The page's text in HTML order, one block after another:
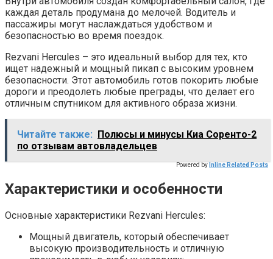
каждая деталь продумана до мелочей. Водитель и
пассажиры могут наслаждаться удобством и
безопасностью во время поездок.
Rezvani Hercules – это идеальный выбор для тех, кто
ищет надежный и мощный пикап с высоким уровнем
безопасности. Этот автомобиль готов покорить любые
дороги и преодолеть любые преграды, что делает его
отличным спутником для активного образа жизни.
Читайте также:
Полюсы и минусы Киа Соренто-2
по отзывам автовладельцев
Powered by Inline Related Posts
Характеристики и особенности
Основные характеристики Rezvani Hercules:
Мощный двигатель, который обеспечивает
высокую производительность и отличную